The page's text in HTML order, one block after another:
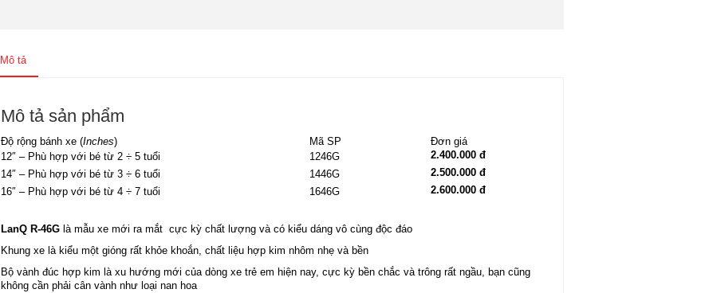
Mô tả
Mô tả sản phẩm
Độ rộng bánh xe (Inches) Mã SP
Đơn giá
12″ – Phù hợp với bé từ 2 ÷ 5 tuổi
1246G
2.400.000 đ
14″ – Phù hợp với bé từ 3 ÷ 6 tuổi
1446G
2.500.000 đ
16″ – Phù hợp với bé từ 4 ÷ 7 tuổi
1646G 2.600.000 đ
LanQ R-46Glà mẫu xe mới ra mắt cực kỳ chất lượng và có kiểu dáng vô cùng độc đáo
Khung xe là kiểu một gióng rất khỏe khoắn, chất liệu hợp kim nhôm nhẹ và bền
Bộ vành đúc hợp kim là xu hướng mới của dòng xe trẻ em hiện nay, cực kỳ bền chắc và trông rất ngầu, bạn cũng
không cần phải cân vành như loại nan hoa